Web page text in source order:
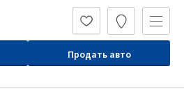
Продать авто